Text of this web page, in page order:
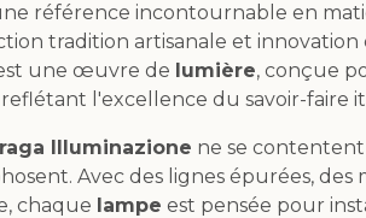
référence incontournable en
tradition artisanale et innovation
une œuvre de lumière, conçue
l'excellence du savoir-faire
Illuminazione ne se contentent
Avec des lignes épurées, des
chaque lampe est pensée pour